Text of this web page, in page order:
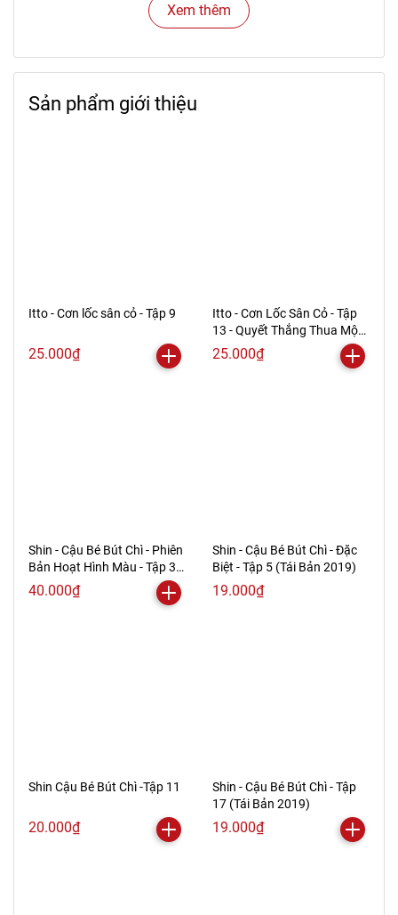
Xem thêm
Sản phẩm giới thiệu
Itto - Cơn lốc sân cỏ - Tập 9
25.000₫
Itto - Cơn Lốc Sân Cỏ - Tập
13 - Quyết Thắng Thua Một
Phen!! (Tái Bản 2024)
25.000₫
Shin - Cậu Bé Bút Chì - Phiên
Bản Hoạt Hình Màu - Tập 32
(Tái Bản 2019)
40.000₫
Shin - Cậu Bé Bút Chì - Đặc
Biệt - Tập 5 (Tái Bản 2019)
19.000₫
Shin Cậu Bé Bút Chì -Tập 11
20.000₫
Shin - Cậu Bé Bút Chì - Tập
17 (Tái Bản 2019)
19.000₫